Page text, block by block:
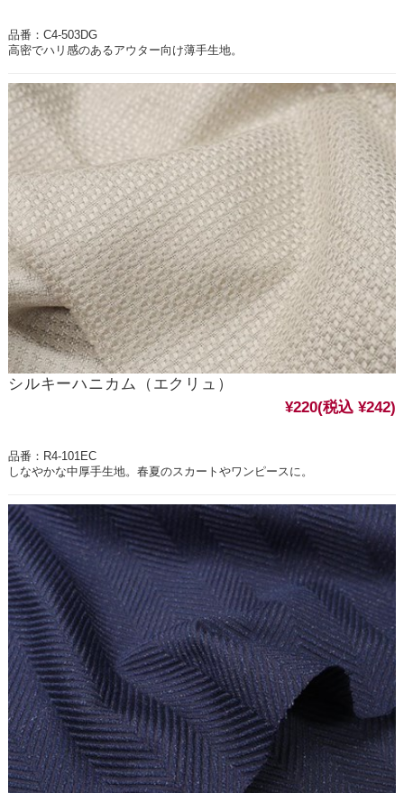
品番：C4-503DG
高密でハリ感のあるアウター向け薄手生地。
シルキーハニカム（エクリュ）
¥220(税込 ¥242)
品番：R4-101EC
しなやかな中厚手生地。春夏のスカートやワンピースに。